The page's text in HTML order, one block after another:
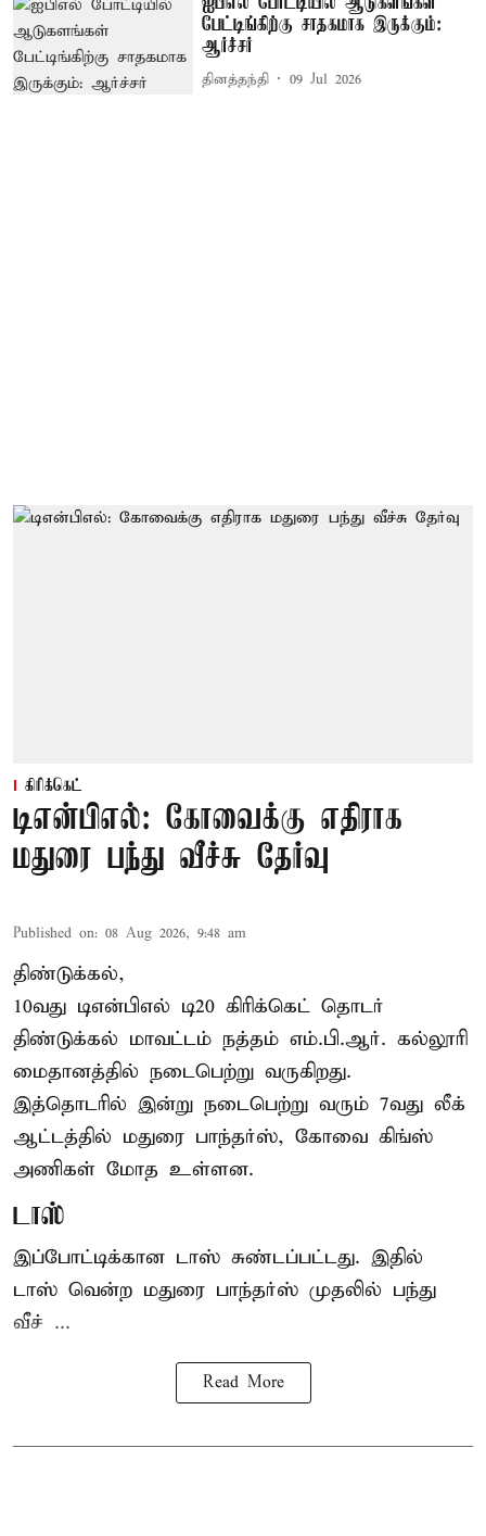
பேட்டிங்கிற்கு சாதகமாக இருக்கும்:
ஆர்ச்சர்
தினத்தந்தி 09 Jul 2026
கிரிக்கெட்
டிஎன்பிஎல்: கோவைக்கு எதிராக
மதுரை பந்து வீச்சு தேர்வு
Published on: 08 Aug 2026, 9:48 am
திண்டுக்கல்,
10வது டிஎன்பிஎல் டி20 கிரிக்கெட் தொடர்
திண்டுக்கல் மாவட்டம் நத்தம் எம்.பி.ஆர். கல்லூரி
மைதானத்தில் நடைபெற்று வருகிறது.
இத்தொடரில் இன்று நடைபெற்று வரும் 7வது லீக்
ஆட்டத்தில் மதுரை பாந்தர்ஸ், கோவை கிங்ஸ்
அணிகள் மோத உள்ளன.
டாஸ்
இப்போட்டிக்கான டாஸ் சுண்டப்பட்டது. இதில்
டாஸ் வென்ற மதுரை பாந்தர்ஸ் முதலில் பந்து
வீச் ...
Read More